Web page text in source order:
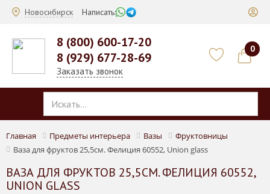
Новосибирск Написать:
8 (800) 600-17-20
8 (929) 677-28-69
Заказать звонок
0
Главная Предметы интерьера Вазы
Фруктовницы
Ваза для фруктов 25,5см. Фелиция 60552, Union glass
ВАЗА ДЛЯ ФРУКТОВ 25,5СМ. ФЕЛИЦИЯ 60552,
UNION GLASS